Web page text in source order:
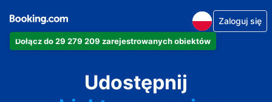
Dołącz do 29 279 209 zarejestrowanych obiektów
Zaloguj się
Udostępnij
apartament
hotel